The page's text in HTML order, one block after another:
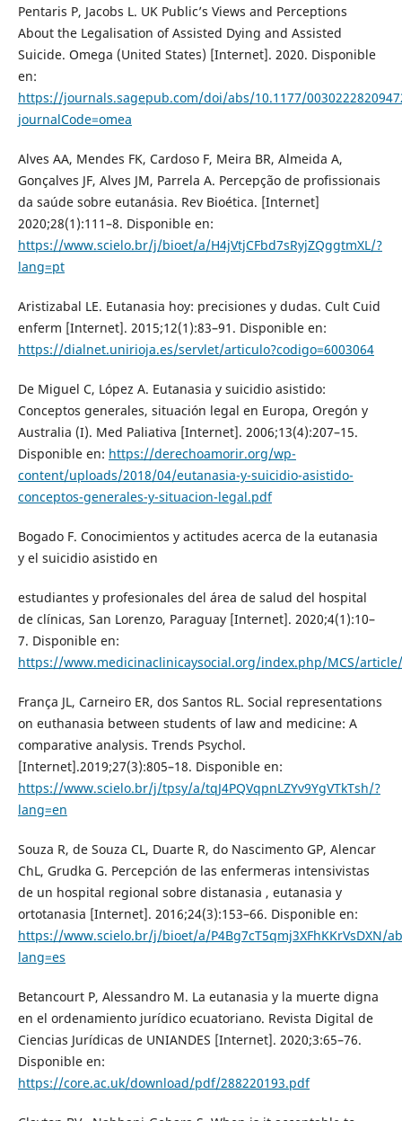
Pentaris P, Jacobs L. UK Public’s Views and Perceptions
About the Legalisation of Assisted Dying and Assisted
Suicide. Omega (United States) [Internet]. 2020. Disponible
en:
https://journals.sagepub.com/doi/abs/10.1177/
journalCode=omea
Alves AA, Mendes FK, Cardoso F, Meira BR, Almeida A,
Gonçalves JF, Alves JM, Parrela A. Percepção de profissionais
da saúde sobre eutanásia. Rev Bioética. [Internet]
2020;28(1):111–8. Disponible en:
https://www.scielo.br/j/bioet/a/H4jVtjCFbd7sRyjZQggtmXL/?
lang=pt
Aristizabal LE. Eutanasia hoy: precisiones y dudas. Cult Cuid
enferm [Internet]. 2015;12(1):83–91. Disponible en:
https://dialnet.unirioja.es/servlet/articulo?codigo=6003064
De Miguel C, López A. Eutanasia y suicidio asistido:
Conceptos generales, situación legal en Europa, Oregón y
Australia (I). Med Paliativa [Internet]. 2006;13(4):207–15.
Disponible en: https://derechoamorir.org/wp-
content/uploads/2018/04/eutanasia-y-suicidio-asistido-
conceptos-generales-y-situacion-legal.pdf
Bogado F. Conocimientos y actitudes acerca de la eutanasia
y el suicidio asistido en
estudiantes y profesionales del área de salud del hospital
de clínicas, San Lorenzo, Paraguay [Internet]. 2020;4(1):10–
7. Disponible en:
https://www.medicinaclinicaysocial.org/index.php/MCS/
França JL, Carneiro ER, dos Santos RL. Social representations
on euthanasia between students of law and medicine: A
comparative analysis. Trends Psychol.
[Internet].2019;27(3):805–18. Disponible en:
https://www.scielo.br/j/tpsy/a/tqJ4PQVqpnLZYv9YgVTkTsh/?
lang=en
Souza R, de Souza CL, Duarte R, do Nascimento GP, Alencar
ChL, Grudka G. Percepción de las enfermeras intensivistas
de un hospital regional sobre distanasia , eutanasia y
ortotanasia [Internet]. 2016;24(3):153–66. Disponible en:
https://www.scielo.br/j/bioet/a/P4Bg7cT5qmj3XFhKKrVsDXN/
lang=es
Betancourt P, Alessandro M. La eutanasia y la muerte digna
en el ordenamiento jurídico ecuatoriano. Revista Digital de
Ciencias Jurídicas de UNIANDES [Internet]. 2020;3:65–76.
Disponible en:
https://core.ac.uk/download/pdf/288220193.pdf